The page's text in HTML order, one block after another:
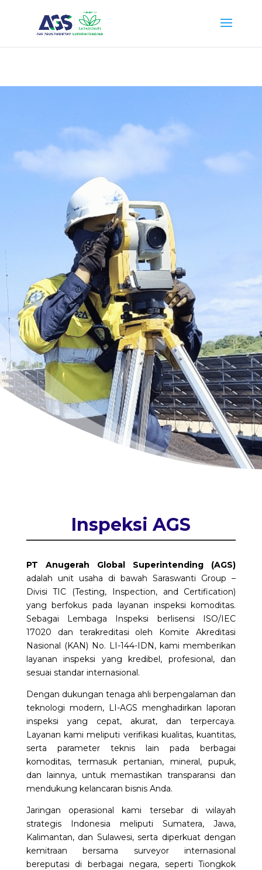
Anugerah Global Superintending", "url": "https://ags.saraswanti.com/"
Inspeksi AGS
PT Anugerah Global Superintending (AGS)
adalah unit usaha di bawah Saraswanti Group –
Divisi TIC (Testing, Inspection, and Certification)
yang berfokus pada layanan inspeksi komoditas.
Sebagai Lembaga Inspeksi berlisensi ISO/IEC
17020 dan terakreditasi oleh Komite Akreditasi
Nasional (KAN) No. LI-144-IDN, kami memberikan
layanan inspeksi yang kredibel, profesional, dan
sesuai standar internasional.
Dengan dukungan tenaga ahli berpengalaman dan
teknologi modern, LI-AGS menghadirkan laporan
inspeksi yang cepat, akurat, dan terpercaya.
Layanan kami meliputi verifikasi kualitas, kuantitas,
serta parameter teknis lain pada berbagai
komoditas, termasuk pertanian, mineral, pupuk,
dan lainnya, untuk memastikan transparansi dan
mendukung kelancaran bisnis Anda.
Jaringan operasional kami tersebar di wilayah
strategis Indonesia meliputi Sumatera, Jawa,
Kalimantan, dan Sulawesi, serta diperkuat dengan
kemitraan bersama surveyor internasional
bereputasi di berbagai negara, seperti Tiongkok